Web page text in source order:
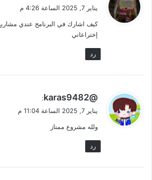
ل
يناير 7, 2025 الساعة 4:26 م
كيف اشارك في البرنامج عندي
إختراعاتي
رد
ي
ل
@karas9482
:
يناير 7, 2025 الساعة 11:04 م
ولله مشروع ممتاز
رد